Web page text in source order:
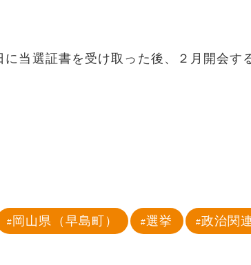
当選証書を受け取った後、２月開会す
岡山県（早島町） 選挙 政治関